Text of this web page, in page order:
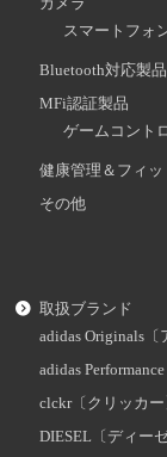
カメラ
スマートフォ
Bluetooth対応製品
MFi認証製品
ゲームコント
健康管理＆フィッ
その他
取扱ブランド
adidas Originals〔
adidas
clckr〔クリッカー
DIESEL〔ディーゼ